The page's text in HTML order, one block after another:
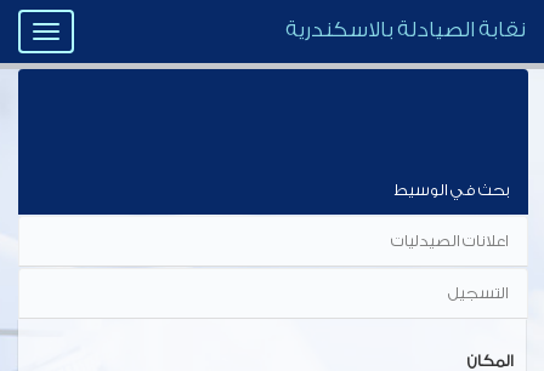
Toggle
نقابة الصيادلة بالاسكندرية
بحث في الوسيط
اعلانات الصيدليات
التسجيل
المكان